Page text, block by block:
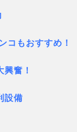
コもおすすめ！
奮！
設備